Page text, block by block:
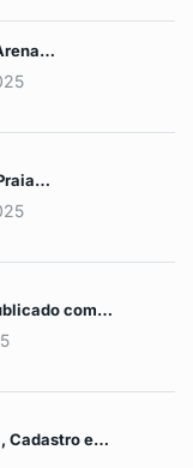
com…
Cadastro e…